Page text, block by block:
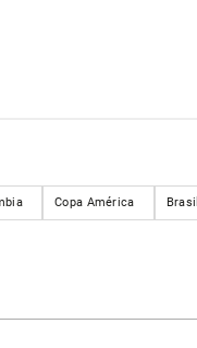
Copa América Brasil